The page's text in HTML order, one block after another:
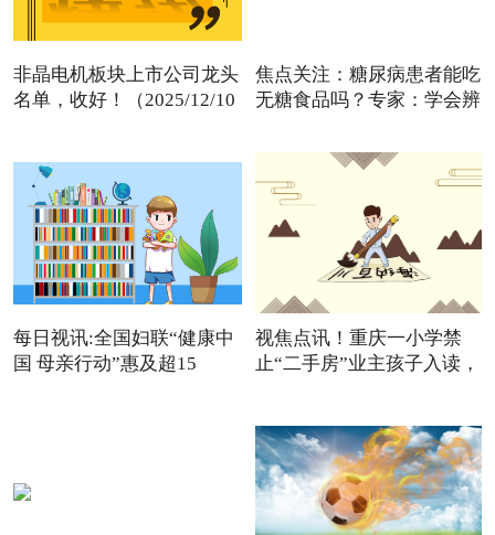
非晶电机板块上市公司龙头
名单，收好！（2025/12/10
焦点关注：糖尿病患者能吃
无糖食品吗？专家：学会辨
每日视讯:全国妇联“健康中
国 母亲行动”惠及超15
视焦点讯！重庆一小学禁
止“二手房”业主孩子入读，